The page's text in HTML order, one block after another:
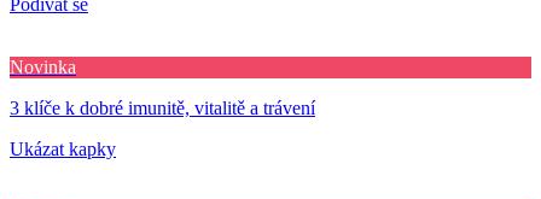
Novinka
3 klíče k dobré imunitě, vitalitě a trávení
Ukázat kapky